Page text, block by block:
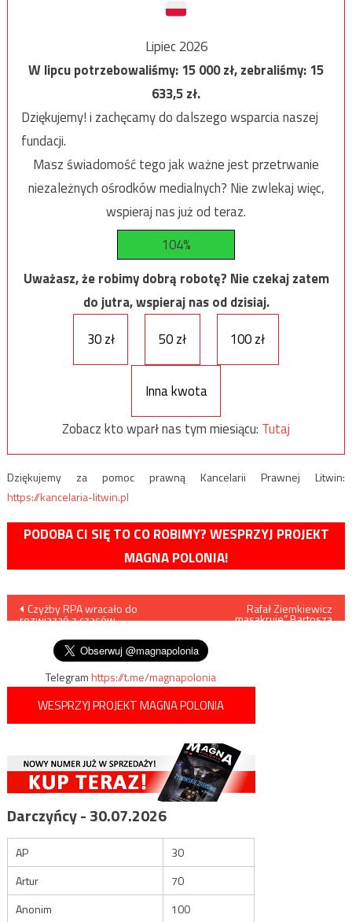
Lipiec 2026
W lipcu potrzebowaliśmy:15 000zł, zebraliśmy:15
633,5zł.
Dziękujemy! i zachęcamy do dalszego wsparcia naszej
fundacji.
Masz świadomość tego jak ważne jest przetrwanie
niezależnych ośrodków medialnych? Nie zwlekaj więc,
wspieraj nas już od teraz.
104%
Uważasz, że robimy dobrą robotę? Nie czekaj zatem
do jutra, wspieraj nas od dzisiaj.
30 zł
50 zł 100 zł
Inna kwota
Zobacz kto wparł nas tym miesiącu: Tutaj
Dziękujemy za pomoc prawną Kancelarii Prawnej Litwin:
https://kancelaria-litwin.pl
PODOBA CI SIĘ TO CO ROBIMY? WESPRZYJ PROJEKT
MAGNA POLONIA!
Nawigacja
wpisu
Czyżby RPA wracało do
rozwiązań z czasów
Rafał Ziemkiewicz
„masakruje” Bartosza
Telegramhttps://t.me/magnapolonia
WESPRZYJ PROJEKT MAGNA POLONIA
Darczyńcy - 30.07.2026
AP
30
Artur
70
Anonim
100